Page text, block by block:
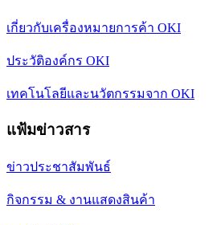
เกี่ยวกับเครื่องหมายการค้า OKI
ประวัติองค์กร OKI
เทคโนโลยีและนวัตกรรมจาก OKI
แฟ้มข่าวสาร
ข่าวประชาสัมพันธ์
กิจกรรม & งานแสดงสินค้า